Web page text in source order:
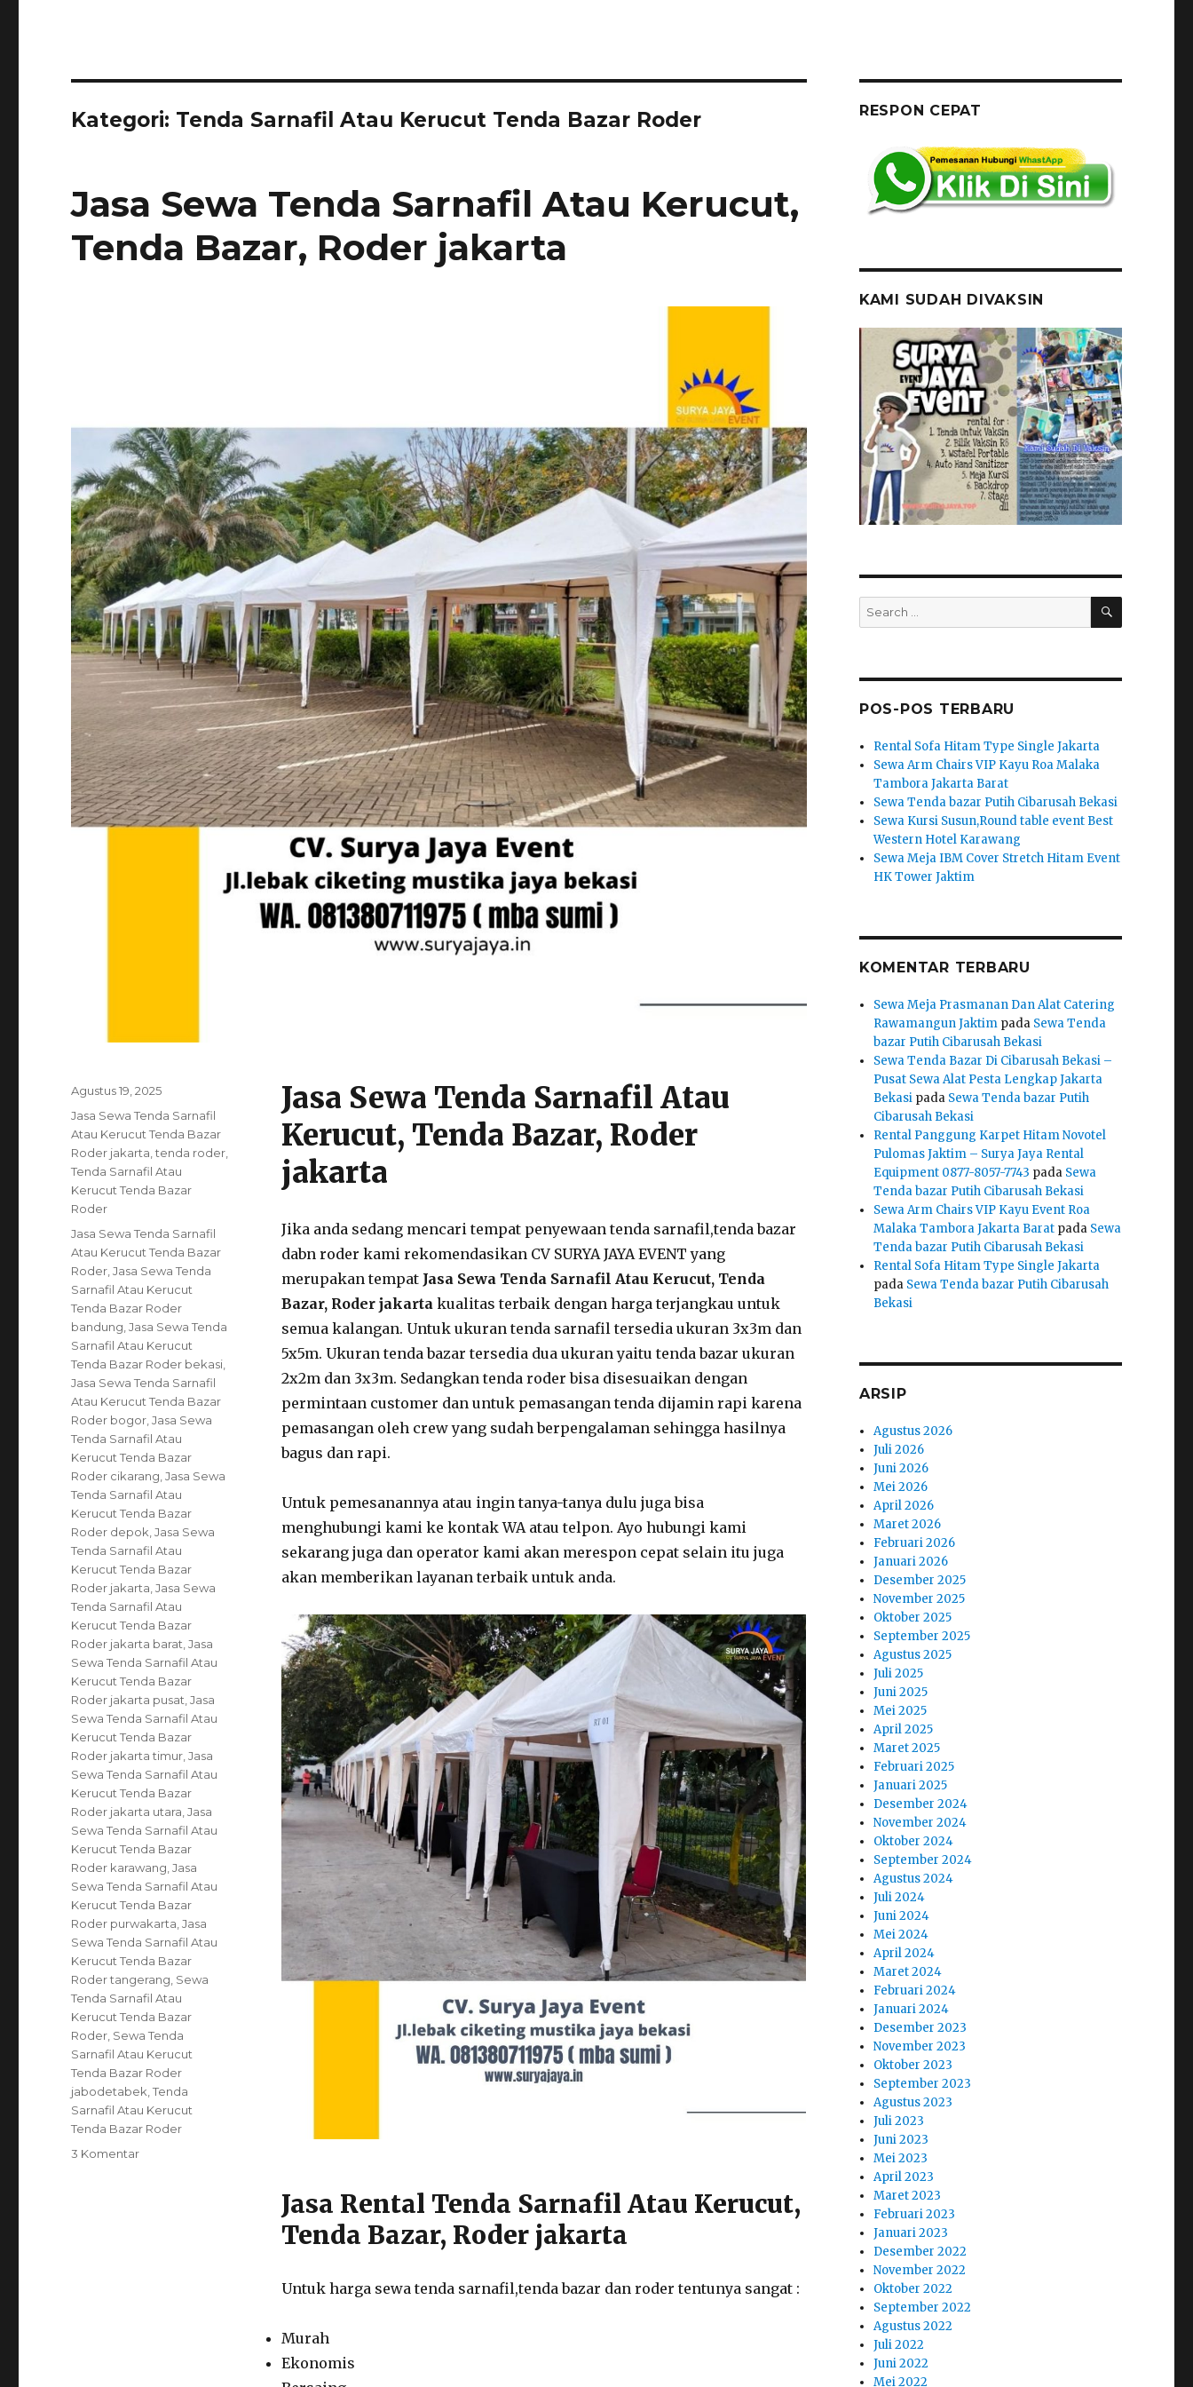
Kategori: Tenda Sarnafil Atau Kerucut Tenda Bazar Roder
Jasa Sewa Tenda Sarnafil Atau Kerucut,
Tenda Bazar, Roder jakarta
Jasa Sewa Tenda Sarnafil Atau
Kerucut, Tenda Bazar, Roder
jakarta
Jika anda sedang mencari tempat penyewaan tenda sarnafil,tenda bazar
dabn roder kami rekomendasikan CV SURYA JAYA EVENT yang
merupakan tempat Jasa Sewa Tenda Sarnafil Atau Kerucut, Tenda
Bazar, Roder jakarta kualitas terbaik dengan harga terjangkau untuk
semua kalangan. Untuk ukuran tenda sarnafil tersedia ukuran 3x3m dan
5x5m. Ukuran tenda bazar tersedia dua ukuran yaitu tenda bazar ukuran
2x2m dan 3x3m. Sedangkan tenda roder bisa disesuaikan dengan
permintaan customer dan untuk pemasangan tenda dijamin rapi karena
pemasangan oleh crew yang sudah berpengalaman sehingga hasilnya
bagus dan rapi.
Untuk pemesanannya atau ingin tanya-tanya dulu juga bisa
menghubungi kami ke kontak WA atau telpon. Ayo hubungi kami
sekarang juga dan operator kami akan merespon cepat selain itu juga
akan memberikan layanan terbaik untuk anda.
Jasa Rental Tenda Sarnafil Atau Kerucut,
Tenda Bazar, Roder jakarta
Untuk harga sewa tenda sarnafil,tenda bazar dan roder tentunya sangat :
Murah
Ekonomis
Posted
Agustus 19, 2025
Categories
Jasa Sewa Tenda Sarnafil
Atau Kerucut Tenda Bazar
Roder jakarta ,tenda roder
Tenda Sarnafil Atau
Kerucut Tenda Bazar
Roder
Tags
Jasa Sewa Tenda Sarnafil
Atau Kerucut Tenda Bazar
Roder ,Jasa Sewa Tenda
Sarnafil Atau Kerucut
Tenda Bazar Roder
bandung ,Jasa Sewa Tenda
Sarnafil Atau Kerucut
Tenda Bazar Roder bekasi
Jasa Sewa Tenda Sarnafil
Atau Kerucut Tenda Bazar
Roder bogor ,Jasa Sewa
Tenda Sarnafil Atau
Kerucut Tenda Bazar
Roder cikarang ,Jasa Sewa
Tenda Sarnafil Atau
Kerucut Tenda Bazar
Roder depok ,Jasa Sewa
Tenda Sarnafil Atau
Kerucut Tenda Bazar
Roder jakarta ,Jasa Sewa
Tenda Sarnafil Atau
Kerucut Tenda Bazar
Roder jakarta barat ,Jasa
Sewa Tenda Sarnafil Atau
Kerucut Tenda Bazar
Roder jakarta pusat ,Jasa
Sewa Tenda Sarnafil Atau
Kerucut Tenda Bazar
Roder jakarta timur ,Jasa
Sewa Tenda Sarnafil Atau
Kerucut Tenda Bazar
Roder jakarta utara ,Jasa
Sewa Tenda Sarnafil Atau
Kerucut Tenda Bazar
Roder karawang ,Jasa
Sewa Tenda Sarnafil Atau
Kerucut Tenda Bazar
Roder purwakarta ,Jasa
Sewa Tenda Sarnafil Atau
Kerucut Tenda Bazar
Roder tangerang Sewa
Tenda Sarnafil Atau
Kerucut Tenda Bazar
Roder Sewa Tenda
Sarnafil Atau Kerucut
Tenda Bazar Roder
jabodetabek ,Tenda
Sarnafil Atau Kerucut
Tenda Bazar Roder
3 Komentarpada
RESPON CEPAT
KAMI SUDAH DIVAKSIN
Search
for:
SEARCH
POS-POS TERBARU
Rental Sofa Hitam Type Single Jakarta
Sewa Arm Chairs VIP Kayu Roa Malaka
Tambora Jakarta Barat
Sewa Tenda bazar Putih Cibarusah Bekasi
Sewa Kursi Susun,Round table event Best
Western Hotel Karawang
Sewa Meja IBM Cover Stretch Hitam Event
HK Tower Jaktim
KOMENTAR TERBARU
Sewa Meja Prasmanan Dan Alat Catering
Rawamangun Jaktim pada Sewa Tenda
bazar Putih Cibarusah Bekasi
Sewa Tenda Bazar Di Cibarusah Bekasi –
Pusat Sewa Alat Pesta Lengkap Jakarta
Bekasi pada Sewa Tenda bazar Putih
Cibarusah Bekasi
Rental Panggung Karpet Hitam Novotel
Pulomas Jaktim – Surya Jaya Rental
Equipment 0877-8057-7743 pada Sewa
Tenda bazar Putih Cibarusah Bekasi
Sewa Arm Chairs VIP Kayu Event Roa
Malaka Tambora Jakarta Barat pada Sewa
Tenda bazar Putih Cibarusah Bekasi
Rental Sofa Hitam Type Single Jakarta
pada Sewa Tenda bazar Putih Cibarusah
Bekasi
ARSIP
Agustus 2026
Juli 2026
Juni 2026
Mei 2026
April 2026
Maret 2026
Februari 2026
Januari 2026
Desember 2025
November 2025
Oktober 2025
September 2025
Agustus 2025
Juli 2025
Juni 2025
Mei 2025
April 2025
Maret 2025
Februari 2025
Januari 2025
Desember 2024
November 2024
Oktober 2024
September 2024
Agustus 2024
Juli 2024
Juni 2024
Mei 2024
April 2024
Maret 2024
Februari 2024
Januari 2024
Desember 2023
November 2023
Oktober 2023
September 2023
Agustus 2023
Juli 2023
Juni 2023
Mei 2023
April 2023
Maret 2023
Februari 2023
Januari 2023
Desember 2022
November 2022
Oktober 2022
September 2022
Agustus 2022
Juli 2022
Juni 2022
Mei 2022